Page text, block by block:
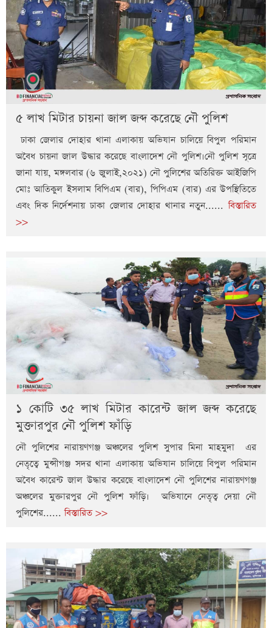
৫ লাখ মিটার চায়না জাল জব্দ করেছে নৌ পুলিশ
ঢাকা জেলার দোহার থানা এলাকায় অভিযান চালিয়ে বিপুল পরিমান
অবৈধ চায়না জাল উদ্ধার করেছে বাংলাদেশ নৌ পুলিশ।নৌ পুলিশ সূত্রে
জানা যায়, মঙ্গলবার (৬ জুলাই,২০২১) নৌ পুলিশের অতিরিক্ত আইজিপি
মোঃ আতিকুল ইসলাম বিপিএম (বার), পিপিএম (বার) এর উপস্থিতিতে
এবং দিক নির্দেশনায় ঢাকা জেলার দোহার থানার নতুন......বিস্তারিত
>>
১ কোটি ৩৫ লাখ মিটার কারেন্ট জাল জব্দ করেছে
মুক্তারপুর নৌ পুলিশ ফাঁড়ি
নৌ পুলিশের নারায়ণগঞ্জ অঞ্চলের পুলিশ সুপার মিনা মাহমুদা এর
নেতৃত্বে মুন্সীগঞ্জ সদর থানা এলাকায় অভিযান চালিয়ে বিপুল পরিমান
অবৈধ কারেন্ট জাল উদ্ধার করেছে বাংলাদেশ নৌ পুলিশের নারায়ণগঞ্জ
অঞ্চলের মুক্তারপুর নৌ পুলিশ ফাঁড়ি। অভিযানে নেতৃত্ব দেয়া নৌ
পুলিশের......বিস্তারিত >>